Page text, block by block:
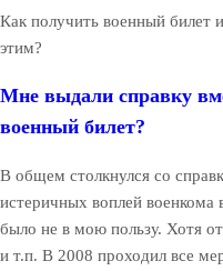
Как получить военный билет
этим?
Мне выдали справку
военный билет?
В общем столкнулся со
истеричных воплей военкома
было не в мою пользу. Хотя
и т.п. В 2008 проходил все